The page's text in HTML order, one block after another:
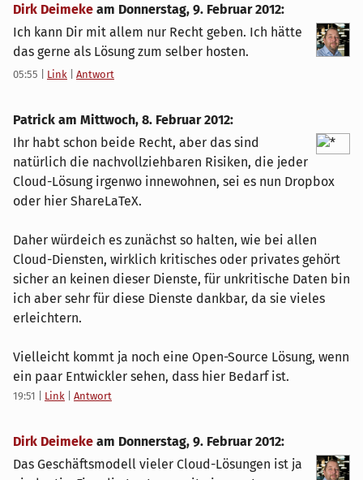
Dirk Deimeke am Donnerstag, 9. Februar 2012:
Ich kann Dir mit allem nur Recht geben. Ich hätte
das gerne als Lösung zum selber hosten.
05:55 Link Antwort
Patrick am Mittwoch, 8. Februar 2012:
Ihr habt schon beide Recht, aber das sind
natürlich die nachvollziehbaren Risiken, die jeder
Cloud-Lösung irgenwo innewohnen, sei es nun Dropbox
oder hier ShareLaTeX.
Daher würdeich es zunächst so halten, wie bei allen
Cloud-Diensten, wirklich kritisches oder privates gehört
sicher an keinen dieser Dienste, für unkritische Daten bin
ich aber sehr für diese Dienste dankbar, da sie vieles
erleichtern.
Vielleicht kommt ja noch eine Open-Source Lösung, wenn
ein paar Entwickler sehen, dass hier Bedarf ist.
19:51 Link Antwort
Dirk Deimeke am Donnerstag, 9. Februar 2012:
Das Geschäftsmodell vieler Cloud-Lösungen ist ja